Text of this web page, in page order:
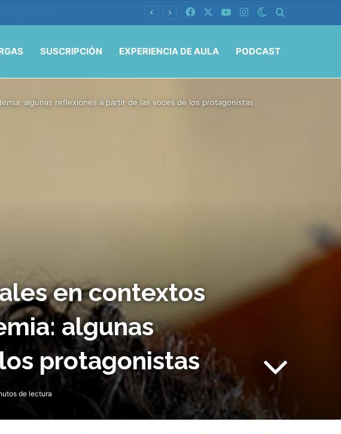
FacebookYouTubeInstagramSwitch skin
SUSCRIPCIÓN EXPERIENCIA DE AULA PODCAST
algunas reflexiones a partir de las voces de los protagonistas
en contextos
algunas
protagonistas
de lectura